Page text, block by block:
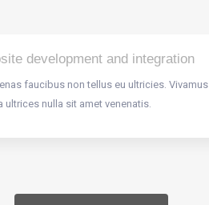
development and integration
faucibus non tellus eu ultricies. Vivamus
ultrices nulla sit amet venenatis.